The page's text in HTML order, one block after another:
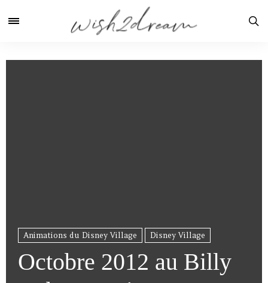
Animations du Disney Village Disney Village
Octobre 2012 au Billy